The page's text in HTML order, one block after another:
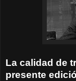
La calidad de
presente